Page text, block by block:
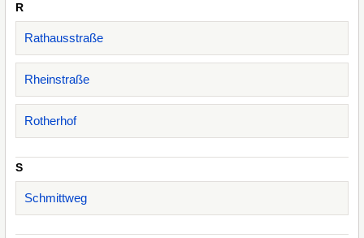
R
Rathausstraße
Rheinstraße
Rotherhof
S
Schmittweg